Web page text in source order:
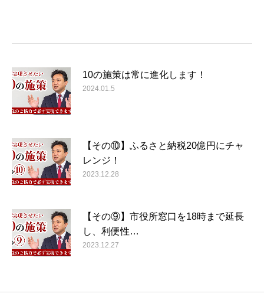
10の施策は常に進化します！
2024.01.5
【その⑩】ふるさと納税20億円にチャ
レンジ！
2023.12.28
【その⑨】市役所窓口を18時まで延長
し、利便性…
2023.12.27